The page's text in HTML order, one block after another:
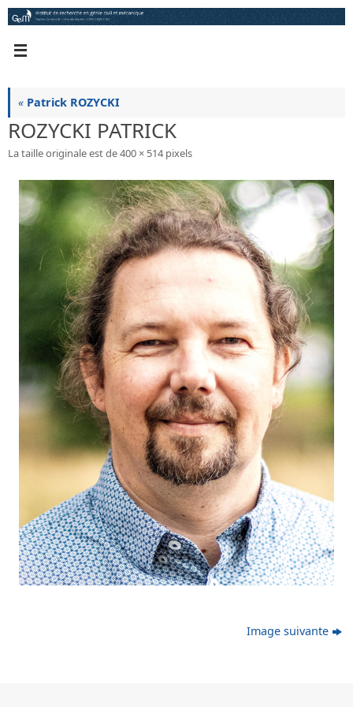
Passer
au
« Patrick ROZYCKI
ROZYCKI PATRICK
La taille originale est de400 × 514 pixels
Image suivante